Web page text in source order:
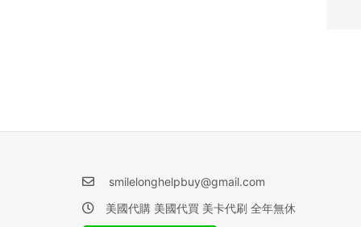
smilelonghelpbuy@gmail.com
美國代購 美國代買 美卡代刷 全年無休